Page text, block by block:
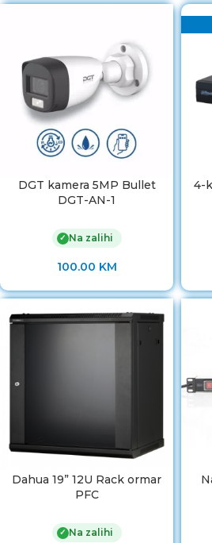
DGT kamera 5MP Bullet
DGT-AN-1
✓ Na zalihi
100.00 KM
4-
Dahua 19” 12U Rack ormar
PFC
✓ Na zalihi